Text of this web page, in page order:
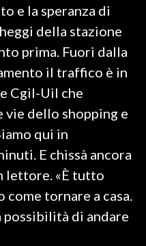
e la speranza di
della stazione
prima. Fuori dalla
il traffico è in
Cgil-Uil che
vie dello shopping e
qui in
E chissà ancora
lettore. «È tutto
come tornare a casa.
possibilità di andare